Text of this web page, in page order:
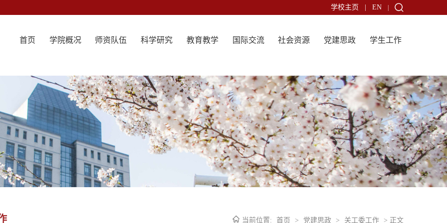
学校主页 EN
首页 学院概况 师资队伍 科学研究 教育教学 国际交流 社会资源 党建思政 学生工作
当前位置: 首页 > 党建思政 > 关工委工作 > 正文